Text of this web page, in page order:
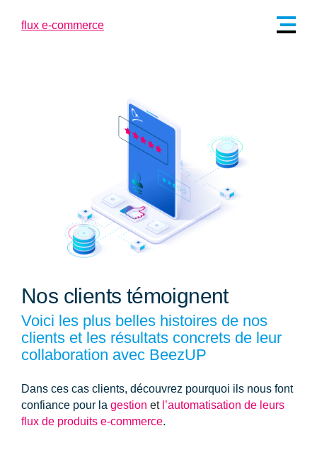
Nos clients témoignent
Voici les plus belles histoires de nos
clients et les résultats concrets de leur
collaboration avec BeezUP
Dans ces cas clients, découvrez pourquoi ils nous font
confiance pour la gestion etl’automatisation de leurs
flux de produits e-commerce.